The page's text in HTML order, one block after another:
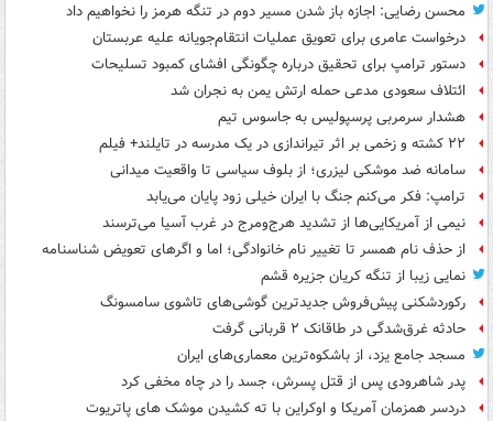
محسن رضایی: اجازه باز شدن مسیر دوم در تنگه هرمز را نخواهیم داد
درخواست عامری برای تعویق عملیات انتقام‌جویانه علیه عربستان
دستور ترامپ برای تحقیق درباره چگونگی افشای کمبود تسلیحات
ائتلاف سعودی مدعی حمله ارتش یمن به نجران شد
هشدار سرمربی پرسپولیس به جاسوس تیم
۲۲ کشته و زخمی بر اثر تیراندازی در یک مدرسه در تایلند+ فیلم
سامانه ضد موشکی لیزری؛ از بلوف سیاسی تا واقعیت میدانی
ترامپ: فکر می‌کنم جنگ با ایران خیلی زود پایان می‌یابد
نیمی از آمریکایی‌ها از تشدید هرج‌ومرج در غرب آسیا می‌ترسند
از حذف نام همسر تا تغییر نام خانوادگی؛ اما و اگرهای تعویض شناسنامه
نمایی زیبا از تنگه کریان جزیره قشم
رکوردشکنی پیش‌فروش جدیدترین گوشی‌های تاشوی سامسونگ
حادثه غرق‌شدگی در طاقانک ۲ قربانی گرفت
مسجد جامع یزد، از باشکوه‌ترین معماری‌های ایران
پدر شاهرودی پس از قتل پسرش، جسد را در چاه مخفی کرد
دردسر همزمان آمریکا و اوکراین با ته کشیدن موشک های پاتریوت